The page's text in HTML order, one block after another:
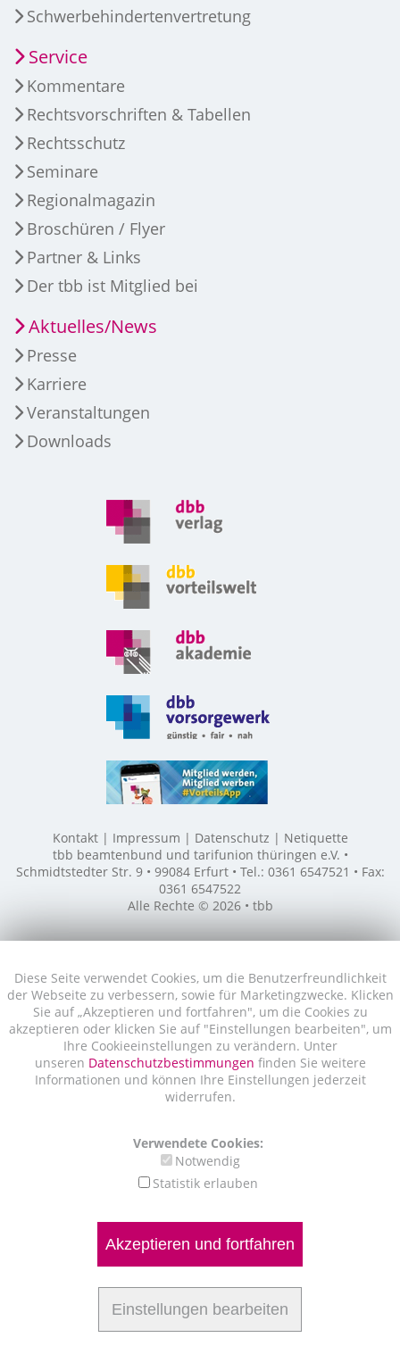
Diese Seite verwendet Cookies, um die Benutzerfreundlichkeit
der Webseite zu verbessern, sowie für Marketingzwecke. Klicken
Sie auf „Akzeptieren und fortfahren", um die Cookies zu
akzeptieren oder klicken Sie auf "Einstellungen bearbeiten", um
Ihre Cookieeinstellungen zu verändern. Unter
unseren Datenschutzbestimmungen finden Sie weitere
Informationen und können Ihre Einstellungen jederzeit
widerrufen.
Verwendete Cookies:
Notwendig
Statistik erlauben
Akzeptieren und fortfahren
Einstellungen bearbeiten
Schwerbehindertenvertretung
Service
Kommentare
Rechtsvorschriften & Tabellen
Rechtsschutz
Seminare
Regionalmagazin
Broschüren / Flyer
Partner & Links
Der tbb ist Mitglied bei
Aktuelles/News
Presse
Karriere
Veranstaltungen
Downloads
Kontakt Impressum Datenschutz
Netiquette
tbb beamtenbund und tarifunion thüringen e.V. •
Schmidtstedter Str. 9 • 99084 Erfurt • Tel.: 0361 6547521 • Fax:
0361 6547522
Alle Rechte © 2026 • tbb